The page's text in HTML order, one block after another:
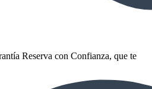
Reserva con Confianza, que te